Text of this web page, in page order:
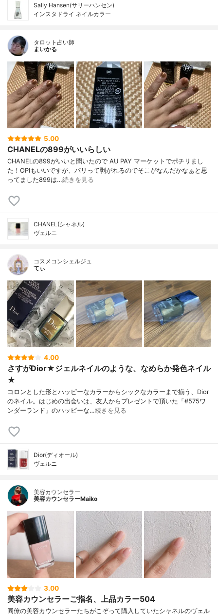
Sally Hansen(サリーハンセン)
インスタドライ ネイルカラー
タロット占い師
まいかる
5.00
CHANELの899がいいらしい
CHANELの899がいいと聞いたので AU PAY マーケットでポチリまし
た！OPIもいいですが、パリって剥がれるのでそこがなんだかなぁと思
ってました899は…続きを見る
CHANEL(シャネル)
ヴェルニ
コスメコンシェルジュ
てぃ
4.00
さすがDior★ジェルネイルのような、なめらか発色ネイル
★
コロンとした形とハッピーなカラーからシックなカラーまで揃う、Dior
のネイル。はじめの出会いは、友人からプレゼントで頂いた「#575ワ
ンダーランド」のハッピーな…続きを見る
Dior(ディオール)
ヴェルニ
美容カウンセラー
美容カウンセラーMaiko
3.00
美容カウンセラーご指名、上品カラー504
同僚の美容カウンセラーたちがこぞって購入していたシャネルのヴェル